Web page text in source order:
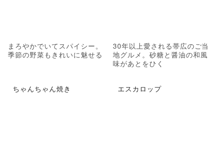
まろやかでいてスパイシー。
季節の野菜もきれいに魅せる
30年以上愛される帯広のご当
地グルメ。砂糖と醤油の和風
味があとをひく
ちゃんちゃん焼き エスカロップ